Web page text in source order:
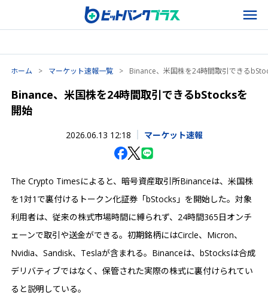
ホーム > マーケット速報一覧 > Binance、米国株を24時間取引できる
Binance、米国株を24時間取引できるbStocksを
開始
2026.06.13 12:18 マーケット速報
The Crypto Timesによると、暗号資産取引所Binanceは、米国株
を1対1で裏付けるトークン化証券「bStocks」を開始した。対象
利用者は、従来の株式市場時間に縛られず、24時間365日オンチ
ェーンで取引や送金ができる。初期銘柄にはCircle、Micron、
Nvidia、Sandisk、Teslaが含まれる。Binanceは、bStocksは合成
デリバティブではなく、保管された実際の株式に裏付けられてい
ると説明している。